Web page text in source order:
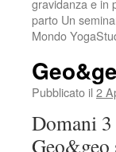
gravidanza e in
parto Un
Mondo
Pubblicato il 2
Domani
Geo&geo